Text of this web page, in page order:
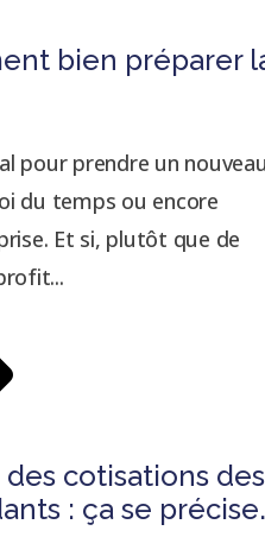
bien préparer
pour prendre un
du temps ou encore
Et si, plutôt que de
des cotisations des
: ça se